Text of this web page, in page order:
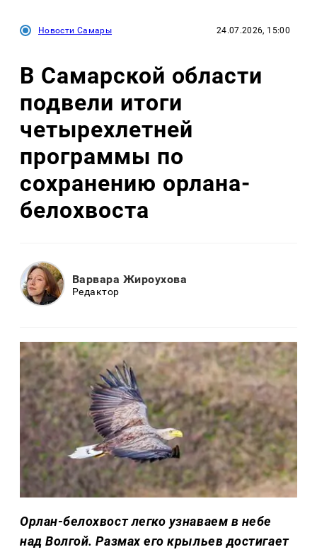
Новости Самары 24.07.2026, 15:00
В Самарской области
подвели итоги
четырехлетней
программы по
сохранению орлана-
белохвоста
Варвара Жироухова
Редактор
Орлан-белохвост легко узнаваем в небе
над Волгой. Размах его крыльев достигает